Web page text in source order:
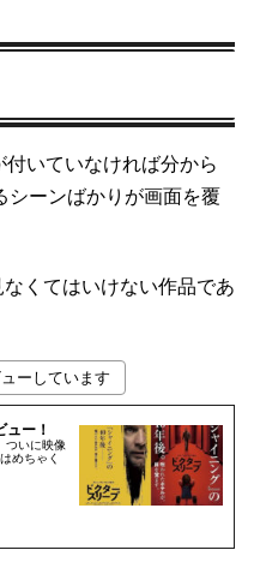
いていなければ分から
シーンばかりが画面を覆
くてはいけない作品であ
ーしています
ー！
ついに映像
めちゃく